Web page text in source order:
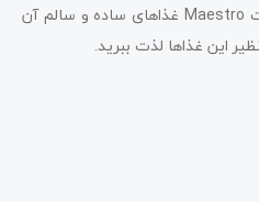
شده است. یکی از دلایل محبوبیت Maestro غذا‌های ساده و سالم آن
این غذاها لذت ببرید.